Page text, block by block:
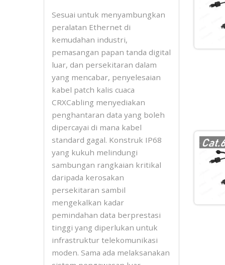
Sesuai untuk menyambungkan
peralatan Ethernet di
kemudahan industri,
pemasangan papan tanda digital
luar, dan persekitaran dalam
yang mencabar, penyelesaian
kabel patch kalis cuaca
CRXCabling menyediakan
penghantaran data yang boleh
dipercayai di mana kabel
standard gagal. Konstruk IP68
yang kukuh melindungi
sambungan rangkaian kritikal
daripada kerosakan
persekitaran sambil
mengekalkan kadar
pemindahan data berprestasi
tinggi yang diperlukan untuk
infrastruktur telekomunikasi
moden. Sama ada melaksanakan